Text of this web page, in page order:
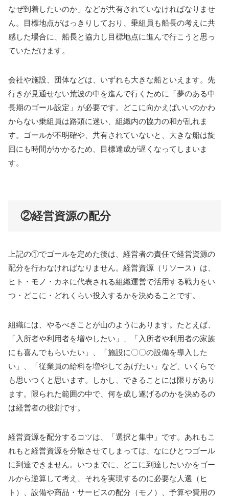
なぜ到着したいのか」などが共有されていなければなりませ
ん。目標地点がはっきりしており、乗組員も船長の考えに共
感した場合に、船長と協力し目標地点に進んで行こうと思っ
ていただけます。
会社や施設、団体などは、いずれも大きな船といえます。先
行きが見通せない荒波の中を進んで行くために「夢のある中
長期のゴール設定」が必要です。どこに向かえばいいのかわ
からない乗組員は路頭に迷い、組織内の協力の和が乱れま
す。ゴールが不明確や、共有されていないと、大きな船は旋
回にも時間がかかるため、目標達成が遅くなってしまいま
す。
②経営資源の配分
上記の①でゴールを定めた後は、経営者の責任で経営資源の
配分を行わなければなりません。経営資源（リソース）は、
ヒト・モノ・カネに代表される組織運営で活用する戦力をい
つ・どこに・どれくらい投入するかを決めることです。
組織には、やるべきことが山のようにあります。たとえば、
「入所者や利用者を増やしたい」、「入所者や利用者の家族
にも喜んでもらいたい」、「施設に〇〇の設備を導入した
い」、「従業員の給料を増やしてあげたい」など、いくらで
も思いつくと思います。しかし、できることには限りがあり
ます。限られた範囲の中で、何を成し遂げるのかを決めるの
は経営者の役割です。
経営資源を配分するコツは、「選択と集中」です。あれもこ
れもと経営資源を分散させてしまっては、なにひとつゴール
に到達できません。いつまでに、どこに到達したいかをゴー
ルから逆算して考え、それを実現するのに必要な人選（ヒ
ト）、設備や商品・サービスの配分（モノ）、予算や費用の